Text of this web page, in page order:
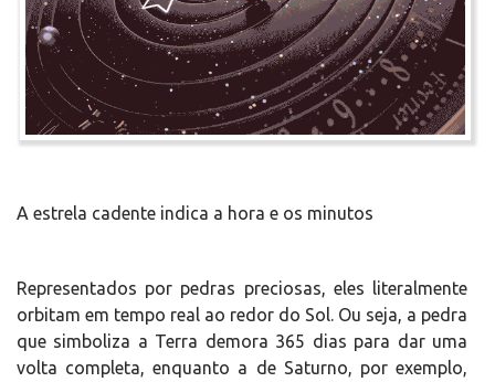
A estrela cadente indica a hora e os minutos
Representados por pedras preciosas, eles literalmente
orbitam em tempo real ao redor do Sol. Ou seja, a pedra
que simboliza a Terra demora 365 dias para dar uma
volta completa, enquanto a de Saturno, por exemplo,